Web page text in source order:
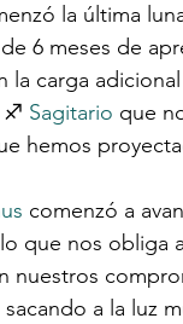
la última
6 meses de
la carga
Sagitario que
hemos
comenzó a
lo que nos
nuestros
a la luz